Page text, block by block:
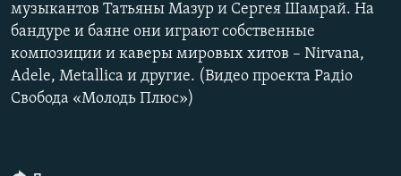
музыкантов Татьяны Мазур и Сергея Шамрай. На
бандуре и баяне они играют собственные
композиции и каверы мировых хитов – Nirvana,
Adele, Metallica и другие. (Видео проекта Радіо
Свобода «Молодь Плюс»)